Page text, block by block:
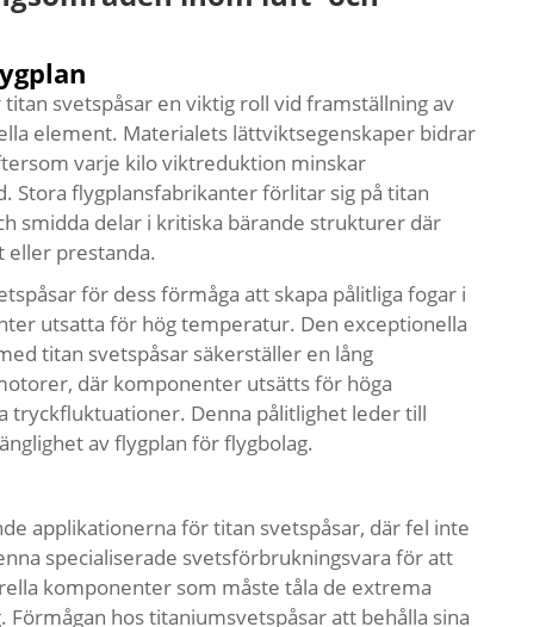
svetspåsar en viktig roll vid framställning av
element. Materialets lättviktsegenskaper bidrar
varje kilo viktreduktion minskar
Stora flygplansfabrikanter förlitar sig på titan
smidda delar i kritiska bärande strukturer där
prestanda.
för dess förmåga att skapa pålitliga fogar i
utsatta för hög temperatur. Den exceptionella
titan svetspåsar säkerställer en lång
där komponenter utsätts för höga
Denna pålitlighet leder till
av flygplan för flygbolag.
applikationerna för titan svetspåsar, där fel inte
specialiserade svetsförbrukningsvara för att
komponenter som måste tåla de extrema
Förmågan hostitaniumsvetspåsaratt behålla sina